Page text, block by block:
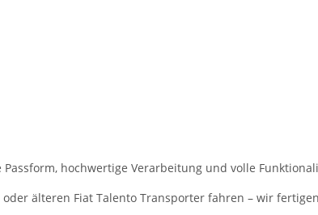
hochwertige Verarbeitung und volle
älteren Fiat Talento Transporter fahren – wir